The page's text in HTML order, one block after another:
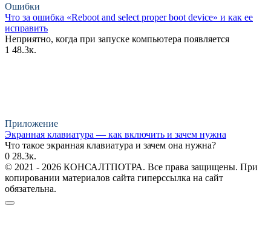
Ошибки
Что за ошибка «Reboot and select proper boot device» и как ее
исправить
Неприятно, когда при запуске компьютера появляется
1 48.3к.
Приложение
Экранная клавиатура — как включить и зачем нужна
Что такое экранная клавиатура и зачем она нужна?
0 28.3к.
© 2021 - 2026 КОНСАЛТПОТРА. Все права защищены. При
копировании материалов сайта гиперссылка на сайт
обязательна.